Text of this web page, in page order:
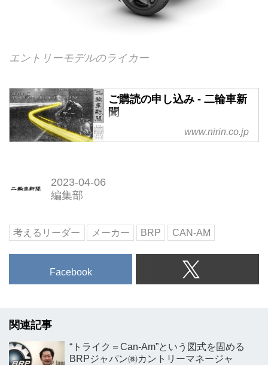
エントリーモデルのライカー
ご購読の申し込み - 二輪車新
聞
www.nirin.co.jp
2023-04-06
編集部
考えるリーダー メーカー BRP CAN-AM
Facebook
関連記事
“トライク＝Can-Am”という図式を固める
BRPジャパン㈱カントリーマネージャ